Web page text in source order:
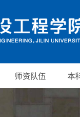
师资队伍 本